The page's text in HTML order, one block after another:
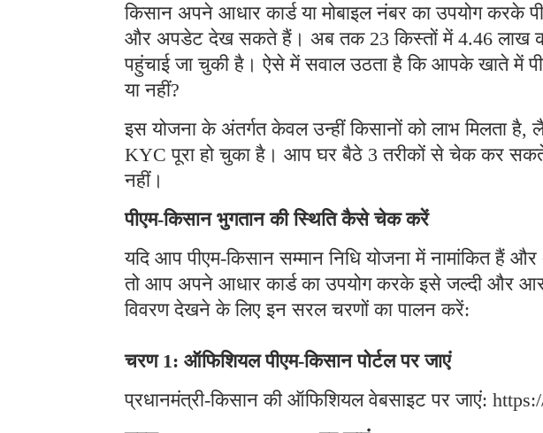
किसान अपने आधार कार्ड या मोबाइल नंबर का उपयोग करके
और अपडेट देख सकते हैं। अब तक 23 किस्तों में 4.46 लाख
पहुंचाई जा चुकी है। ऐसे में सवाल उठता है कि आपके खाते में
या नहीं?
इस योजना के अंतर्गत केवल उन्हीं किसानों को लाभ मिलता
KYC पूरा हो चुका है। आप घर बैठे 3 तरीकों से चेक कर
नहीं।
पीएम-किसान भुगतान की स्थिति कैसे चेक करें
यदि आप पीएम-किसान सम्मान निधि योजना में नामांकित हैं
तो आप अपने आधार कार्ड का उपयोग करके इसे जल्दी और
विवरण देखने के लिए इन सरल चरणों का पालन करें:
चरण 1: ऑफिशियल पीएम-किसान पोर्टल पर जाएं
प्रधानमंत्री-किसान की ऑफिशियल वेबसाइट पर जाएं: